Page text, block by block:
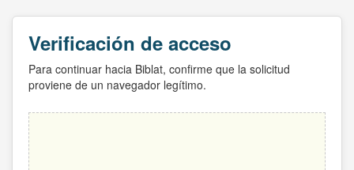
Verificación de acceso
Para continuar hacia Biblat, confirme que la solicitud
proviene de un navegador legítimo.